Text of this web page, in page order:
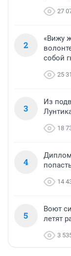
27
2
«Вижу
собой
25
3
Из
18
4
14
5
Воют
летят
3